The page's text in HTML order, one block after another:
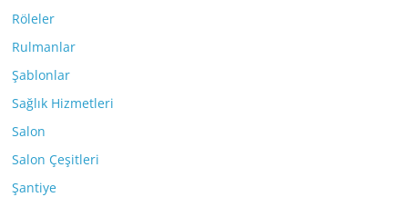
Röleler
Rulmanlar
Şablonlar
Sağlık Hizmetleri
Salon
Salon Çeşitleri
Şantiye